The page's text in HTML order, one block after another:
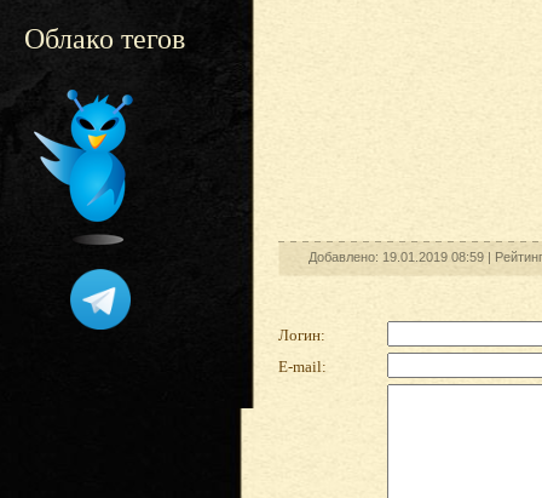
Облако тегов
Добавлено: 19.01.2019 08:59 |
Логин:
E-mail: